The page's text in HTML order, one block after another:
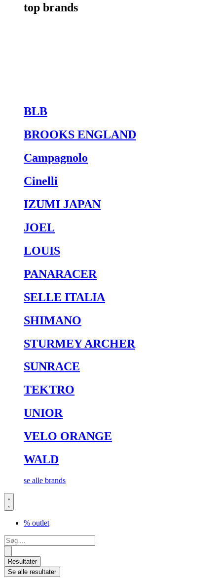
top brands
BLB
BROOKS ENGLAND
Campagnolo
Cinelli
IZUMI JAPAN
JOEL
LOUIS
PANARACER
SELLE ITALIA
SHIMANO
STURMEY ARCHER
SUNRACE
TEKTRO
UNIOR
VELO ORANGE
WALD
se alle brands
% outlet
Search
...
Resultater
Se alle resultater